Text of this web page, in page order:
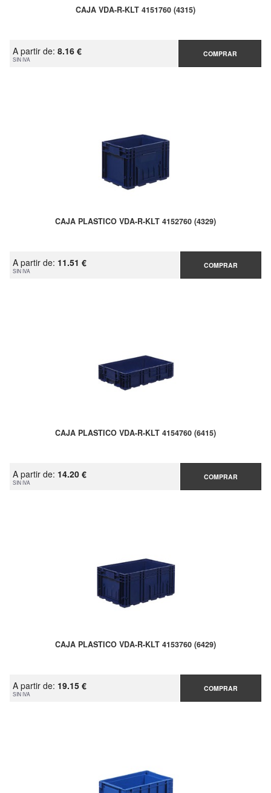
CAJA VDA-R-KLT 4151760 (4315)
A partir de: 8.16 €
SIN IVA
COMPRAR
CAJA PLASTICO VDA-R-KLT 4152760 (4329)
A partir de: 11.51 €
SIN IVA
COMPRAR
CAJA PLASTICO VDA-R-KLT 4154760 (6415)
A partir de: 14.20 €
SIN IVA
COMPRAR
CAJA PLASTICO VDA-R-KLT 4153760 (6429)
A partir de: 19.15 €
SIN IVA
COMPRAR